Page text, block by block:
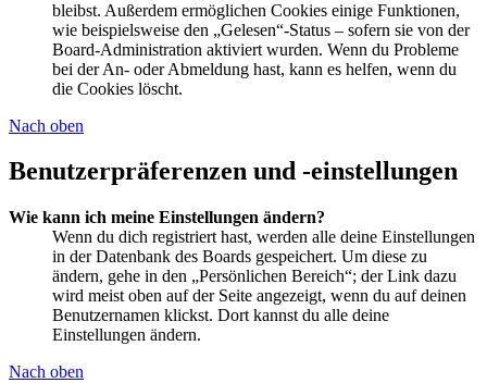
bleibst. Außerdem ermöglichen Cookies einige Funktionen,
wie beispielsweise den „Gelesen“-Status – sofern sie von der
Board-Administration aktiviert wurden. Wenn du Probleme
bei der An- oder Abmeldung hast, kann es helfen, wenn du
die Cookies löscht.
Nach oben
Benutzerpräferenzen und -einstellungen
Wie kann ich meine Einstellungen ändern?
Wenn du dich registriert hast, werden alle deine Einstellungen
in der Datenbank des Boards gespeichert. Um diese zu
ändern, gehe in den „Persönlichen Bereich“; der Link dazu
wird meist oben auf der Seite angezeigt, wenn du auf deinen
Benutzernamen klickst. Dort kannst du alle deine
Einstellungen ändern.
Nach oben